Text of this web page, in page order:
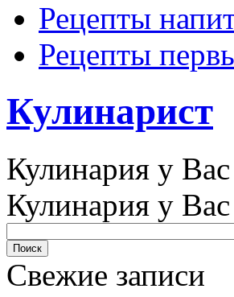
Рецепты
Рецепты
Кулинарист
Кулинария у
Кулинария у
Свежие записи